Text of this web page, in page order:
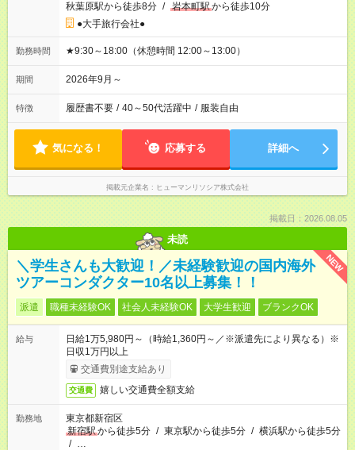
秋葉原駅から徒歩8分 / 岩本町駅から徒歩10分
●大手旅行会社●
勤務時間 ★9:30～18:00（休憩時間 12:00～13:00）
期間 2026年9月～
特徴 履歴書不要 / 40～50代活躍中 / 服装自由
気になる！ 応募する 詳細へ
掲載元企業名 ヒューマンリソシア株式会社
掲載日：2026.08.05
未読
NEW
＼学生さんも大歓迎！／未経験歓迎の国内海外
ツアーコンダクター10名以上募集！！
派遣 職種未経験OK 社会人未経験OK 大学生歓迎 ブランクOK
給与
日給1万5,980円～（時給1,360円～／※派遣先により異なる）※
日収1万円以上
交通費別途支給あり
交通費 嬉しい交通費全額支給
勤務地
東京都新宿区
新宿駅から徒歩5分 / 東京駅から徒歩5分 / 横浜駅から徒歩5分
/ …